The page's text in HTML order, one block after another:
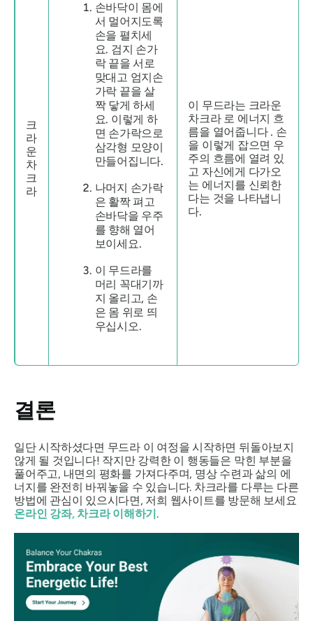
크
라
운
차
크
라
손바닥이 몸에
서 멀어지도록
손을 펼치세
요. 검지 손가
락 끝을 서로
맞대고 엄지손
가락 끝을 살
짝 닿게 하세
요. 이렇게 하
면 손가락으로
삼각형 모양이
만들어집니다.
나머지 손가락
은 활짝 펴고
손바닥을 우주
를 향해 열어
보이세요.
이 무드라를
머리 꼭대기까
지 올리고, 손
은 몸 위로 띄
우십시오.
이 무드라는 크라운
차크라로 에너지 흐
름을 열어줍니다 . 손
을 이렇게 잡으면 우
주의 흐름에 열려 있
고 자신에게 다가오
는 에너지를 신뢰한
다는 것을 나타냅니
다.
결론
일단 시작하셨다면 무드라이 여정을 시작하면 뒤돌아보지
않게 될 것입니다! 작지만 강력한 이 행동들은 막힌 부분을
풀어주고, 내면의 평화를 가져다주며, 명상 수련과 삶의 에
너지를 완전히 바꿔놓을 수 있습니다. 차크라를 다루는 다른
방법에 관심이 있으시다면, 저희 웹사이트를 방문해 보세요
온라인 강좌, 차크라 이해하기.